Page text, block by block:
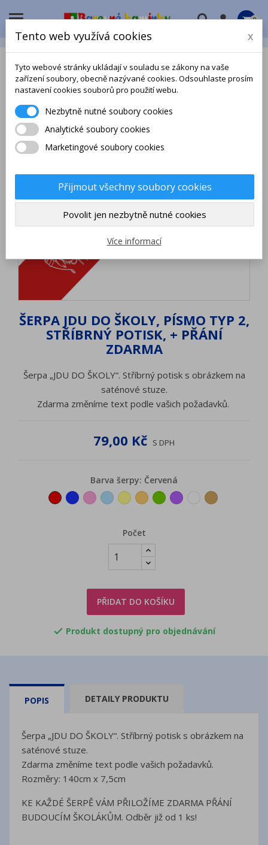
 0
ŠERPA JDU DO ŠKOLY, PÍSMO TYP 2,
STŘÍBRNÝ POTISK, + PŘÁNÍ
ZDARMA
Šerpa „JDU DO ŠKOLY“. Stříbrný potisk s obrázkem na
saténové stuze.
Zdarma změníme text podle vašich požadavků.
79,00 Kč S DPH
Barva šerpy: Červená
ČervenáTmavěmodrá
RůžováSvětlemodrá
ŽlutáOranžová
ZelenáFialováBíláZlatá
Počet
PŘIDAT DO KOŠÍKU
 Produkt dostupný pro objednávání
POPIS DETAILY PRODUKTU
Šerpa „JDU DO ŠKOLY“. Stříbrný potisk s obrázkem na
saténové stuze.
Zdarma změníme text podle vašich požadavků.
Rozměry: 140cm x 7,5cm
KE KAŽDÉ ŠERPĚ VÁM PŘILOŽÍME ZDARMA PŘÁNÍ
BUDOUCÍM ŠKOLÁKŮM. Odběr již od 1 ks!
Tento web využívá cookies x
Tyto webové stránky ukládají v souladu se zákony na vaše
zařízení soubory, obecně nazývané cookies. Odsouhlaste prosím
nastavení cookies souborů pro použití webu.
Nezbytně nutné soubory cookies
Analytické soubory cookies
Marketingové soubory cookies
Přijmout všechny soubory cookies
Povolit jen nezbytně nutné cookies
Více informací